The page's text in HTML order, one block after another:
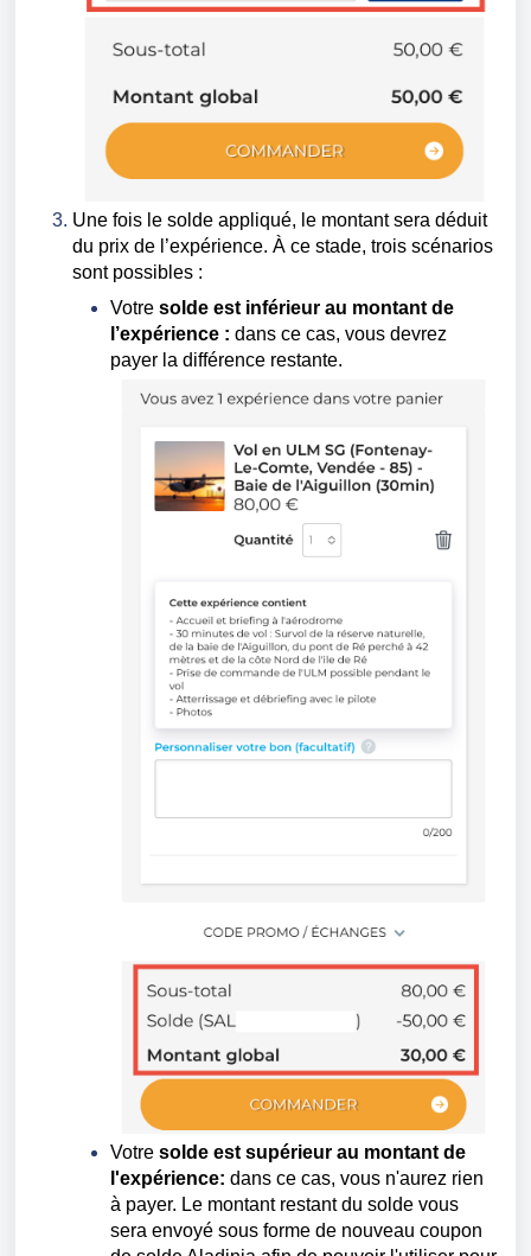
Une fois le solde appliqué, le montant sera déduit
du prix de l’expérience. À ce stade, trois scénarios
sont possibles :
Votre solde est inférieur au montant de
l’expérience : dans ce cas, vous devrez
payer la différence restante.
Votre solde est supérieur au montant de
l'expérience: dans ce cas, vous n'aurez rien
à payer. Le montant restant du solde vous
sera envoyé sous forme de nouveau coupon